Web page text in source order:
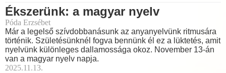
Ékszerünk: a magyar nyelv
Póda Erzsébet
Már a legelső szívdobbanásunk az anyanyelvünk ritmusára
történik. Születésünknél fogva bennünk él ez a lüktetés, amit
nyelvünk különleges dallamossága okoz. November 13-án
van a magyar nyelv napja.
2025.11.13.